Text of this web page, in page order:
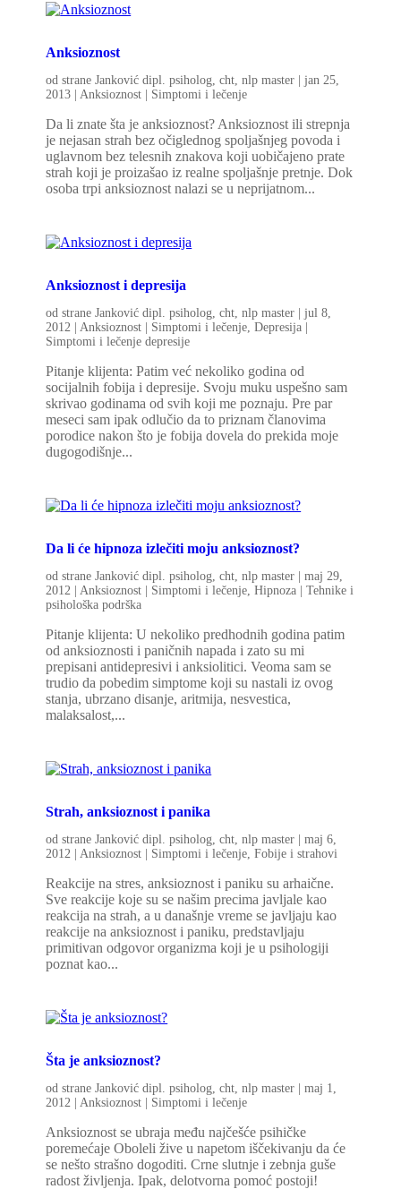
Anksioznost
od straneJanković dipl. psiholog, cht, nlp master |jan 25,
2013
Anksioznost | Simptomi i lečenje
Da li znate šta je anksioznost? Anksioznost ili strepnja
je nejasan strah bez očiglednog spoljašnjeg povoda i
uglavnom bez telesnih znakova koji uobičajeno prate
strah koji je proizašao iz realne spoljašnje pretnje. Dok
osoba trpi anksioznost nalazi se u neprijatnom...
Anksioznost i depresija
od straneJanković dipl. psiholog, cht, nlp master |jul 8,
2012
Anksioznost | Simptomi i lečenje ,Depresija |
Simptomi i lečenje depresije
Pitanje klijenta: Patim već nekoliko godina od
socijalnih fobija i depresije. Svoju muku uspešno sam
skrivao godinama od svih koji me poznaju. Pre par
meseci sam ipak odlučio da to priznam članovima
porodice nakon što je fobija dovela do prekida moje
dugogodišnje...
Da li će hipnoza izlečiti moju anksioznost?
od straneJanković dipl. psiholog, cht, nlp master |maj 29,
2012
Anksioznost | Simptomi i lečenje ,Hipnoza | Tehnike i
psihološka podrška
Pitanje klijenta: U nekoliko predhodnih godina patim
od anksioznosti i paničnih napada i zato su mi
prepisani antidepresivi i anksiolitici. Veoma sam se
trudio da pobedim simptome koji su nastali iz ovog
stanja, ubrzano disanje, aritmija, nesvestica,
malaksalost,...
Strah, anksioznost i panika
od straneJanković dipl. psiholog, cht, nlp master |maj 6,
2012
Anksioznost | Simptomi i lečenje ,Fobije i strahovi
Reakcije na stres, anksioznost i paniku su arhaične.
Sve reakcije koje su se našim precima javljale kao
reakcija na strah, a u današnje vreme se javljaju kao
reakcije na anksioznost i paniku, predstavljaju
primitivan odgovor organizma koji je u psihologiji
poznat kao...
Šta je anksioznost?
od straneJanković dipl. psiholog, cht, nlp master |maj 1,
2012
Anksioznost | Simptomi i lečenje
Anksioznost se ubraja među najčešće psihičke
poremećaje Oboleli žive u napetom iščekivanju da će
se nešto strašno dogoditi. Crne slutnje i zebnja guše
radost življenja. Ipak, delotvorna pomoć postoji!